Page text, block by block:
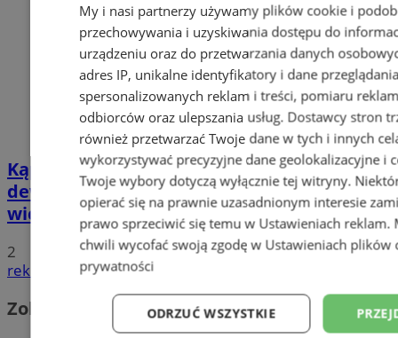
Kąpielisko Leśne trafi w ręce
deweloperów? To sugeruje były
wiceprezydent. Co na obecne władze?
2
reklama
Zobacz również
My i nasi partnerzy używamy plików cookie i
przechowywania i uzyskiwania dostępu do
urządzeniu oraz do przetwarzania danych
adres IP, unikalne identyfikatory i dane
spersonalizowanych reklam i treści, pomiaru
odbiorców oraz ulepszania usług. Dostawcy stron
również przetwarzać Twoje dane w tych i innych
wykorzystywać precyzyjne dane geolokalizacyjne i
Twoje wybory dotyczą wyłącznie tej witryny.
opierać się na prawnie uzasadnionym interesie
prawo sprzeciwić się temu w Ustawieniach reklam.
chwili wycofać swoją zgodę w Ustawieniach plików
prywatności
ODRZUĆ WSZYSTKIE